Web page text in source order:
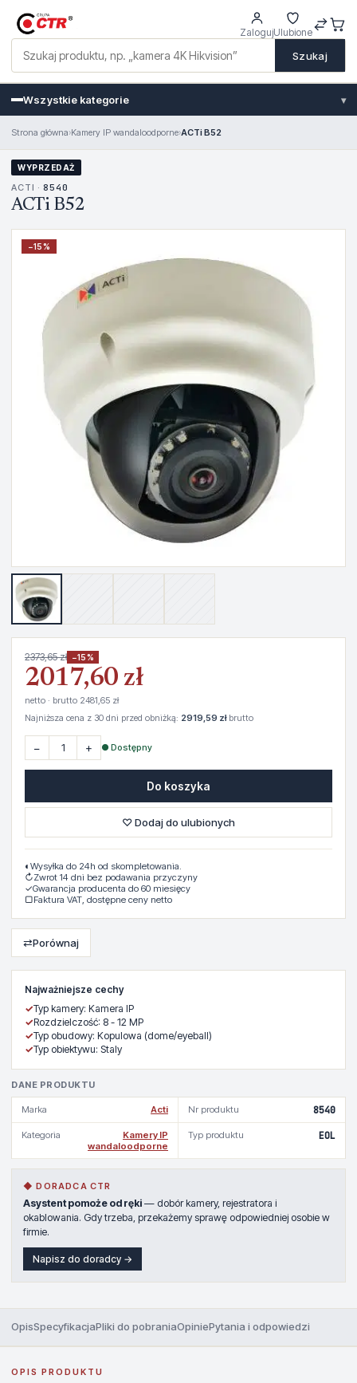
Szukaj
ZalogujUlubione
Wszystkie kategorie ▾
Strona główna›Kamery IP wandaloodporne›ACTi B52
WYPRZEDAŻ
ACTI · 8540
ACTi B52
−15%
Najważniejsze cechy
✓Typ kamery: Kamera IP
✓Rozdzielczość: 8 - 12 MP
✓Typ obudowy: Kopulowa (dome/eyeball)
✓Typ obiektywu: Staly
DANE PRODUKTU
Marka Acti Nr produktu 8540
Kategoria
Kamery IP
wandaloodporne
Typ produktu EOL
◆ DORADCA CTR
Asystent pomoże od ręki — dobór kamery, rejestratora i
okablowania. Gdy trzeba, przekażemy sprawę odpowiedniej osobie w
firmie.
Napisz do doradcy →
2373,65 zł −15%
2017,60 zł
netto · brutto 2481,65 zł
Najniższa cena z 30 dni przed obniżką: 2919,59 złbrutto
− + ● Dostępny
Do koszyka
♡ Dodaj do ulubionych
◐ Wysyłka do 24h od skompletowania.
↻Zwrot 14 dni bez podawania przyczyny
✓Gwarancja producenta do 60 miesięcy
▢Faktura VAT, dostępne ceny netto
⇄Porównaj
OpisSpecyfikacjaPliki do pobraniaOpiniePytania i odpowiedzi
OPIS PRODUKTU